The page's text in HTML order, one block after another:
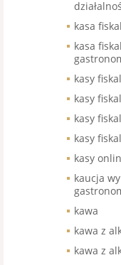
kasa
kasa
kasy
kasy
kasy
kasy
kasy
kaucja
kawa
kawa z
kawa z